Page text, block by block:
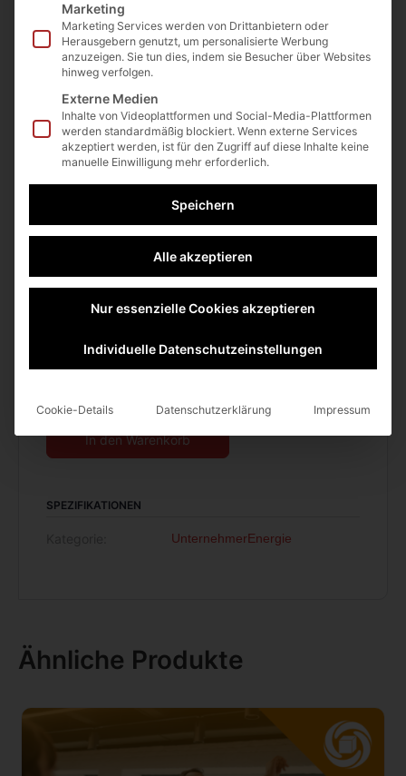
UnternehmerEnergie
995,00€
Den gesamten Kurs Unternehmerenergie
Zugriff auf das gesamte Lehrwerk inkl.
In den Warenkorb Alternative:
SPEZIFIKATIONEN
UnternehmerEnergie
Ähnliche Produkte
Marketing
Marketing Services werden von Drittanbietern oder
Herausgebern genutzt, um personalisierte Werbung
anzuzeigen. Sie tun dies, indem sie Besucher über Websites
hinweg verfolgen.
Externe Medien
Inhalte von Videoplattformen und Social-Media-Plattformen
werden standardmäßig blockiert. Wenn externe Services
akzeptiert werden, ist für den Zugriff auf diese Inhalte keine
manuelle Einwilligung mehr erforderlich.
Speichern
Alle akzeptieren
Nur essenzielle Cookies akzeptieren
Individuelle Datenschutzeinstellungen
Cookie-Details Datenschutzerklärung Impressum